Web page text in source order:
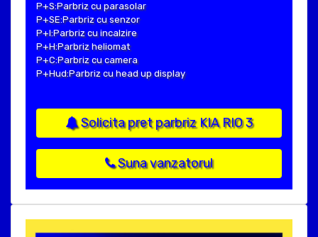
P+S:Parbriz cu parasolar
P+SE:Parbriz cu senzor
P+I:Parbriz cu incalzire
P+H:Parbriz heliomat
P+C:Parbriz cu camera
P+Hud:Parbriz cu head up display
Solicita pret parbriz KIA RIO 3
Suna vanzatorul